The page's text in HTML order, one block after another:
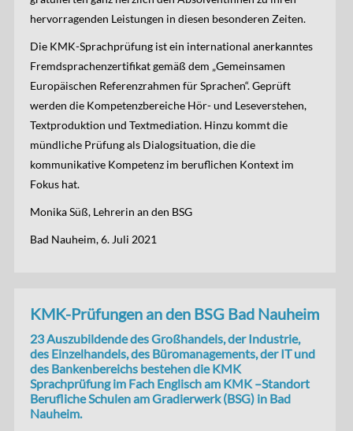
hervorragenden Leistungen in diesen besonderen Zeiten.
Die KMK-Sprachprüfung ist ein international anerkanntes
Fremdsprachenzertifikat gemäß dem „Gemeinsamen
Europäischen Referenzrahmen für Sprachen“. Geprüft
werden die Kompetenzbereiche Hör- und Leseverstehen,
Textproduktion und Textmediation. Hinzu kommt die
mündliche Prüfung als Dialogsituation, die die
kommunikative Kompetenz im beruflichen Kontext im
Fokus hat.
Monika Süß, Lehrerin an den BSG
Bad Nauheim, 6. Juli 2021
KMK-Prüfungen an den BSG Bad Nauheim
23 Auszubildende des Großhandels, der Industrie,
des Einzelhandels, des Büromanagements, der IT und
des Bankenbereichs bestehen die KMK
Sprachprüfung im Fach Englisch am KMK –Standort
Berufliche Schulen am Gradierwerk (BSG) in Bad
Nauheim.